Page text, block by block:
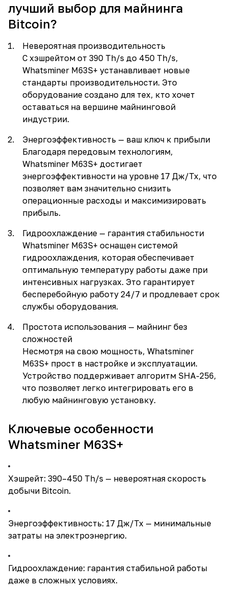
лучший выбор для майнинга
Bitcoin?
Невероятная производительность
С хэшрейтом от 390 Th/s до 450 Th/s,
Whatsminer M63S+ устанавливает новые
стандарты производительности. Это
оборудование создано для тех, кто хочет
оставаться на вершине майнинговой
индустрии.
Энергоэффективность — ваш ключ к прибыли
Благодаря передовым технологиям,
Whatsminer M63S+ достигает
энергоэффективности на уровне 17 Дж/Тх, что
позволяет вам значительно снизить
операционные расходы и максимизировать
прибыль.
Гидроохлаждение — гарантия стабильности
Whatsminer M63S+ оснащен системой
гидроохлаждения, которая обеспечивает
оптимальную температуру работы даже при
интенсивных нагрузках. Это гарантирует
бесперебойную работу 24/7 и продлевает срок
службы оборудования.
Простота использования — майнинг без
сложностей
Несмотря на свою мощность, Whatsminer
M63S+ прост в настройке и эксплуатации.
Устройство поддерживает алгоритм SHA-256,
что позволяет легко интегрировать его в
любую майнинговую установку.
Ключевые особенности
Whatsminer M63S+
Хэшрейт: 390–450 Th/s — невероятная скорость
добычи Bitcoin.
Энергоэффективность: 17 Дж/Тх — минимальные
затраты на электроэнергию.
Гидроохлаждение: гарантия стабильной работы
даже в сложных условиях.